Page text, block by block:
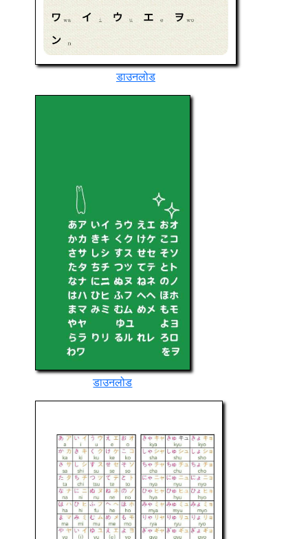
डाउनलोड
डाउनलोड